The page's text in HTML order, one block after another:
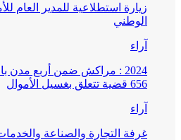
زيارة استطلاعية للمدير العام
الوطني
آراء
2024 : مراكش ضمن أربع
656 قضية تتعلق بغسيل الأموال
آراء
غرفة التجارة والصناعة